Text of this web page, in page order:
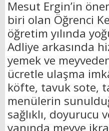
Mesut Ergin’in
biri olan Öğrenci
öğretim yılında
Adliye arkasında
yemek ve
ücretle ulaşma
köfte, tavuk sote,
menülerin
sağlıklı, doyurucu
yanında meyve